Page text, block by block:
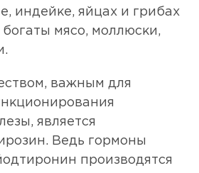
индейке, яйцах и грибах
мясо, моллюски,
важным для
является
Ведь гормоны
производятся